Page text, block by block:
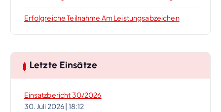
i
g
Erfolgreiche Teilnahme Am Leistungsabzeichen
Letzte Einsätze
Einsatzbericht 30/2026
30. Juli 2026| 18:12